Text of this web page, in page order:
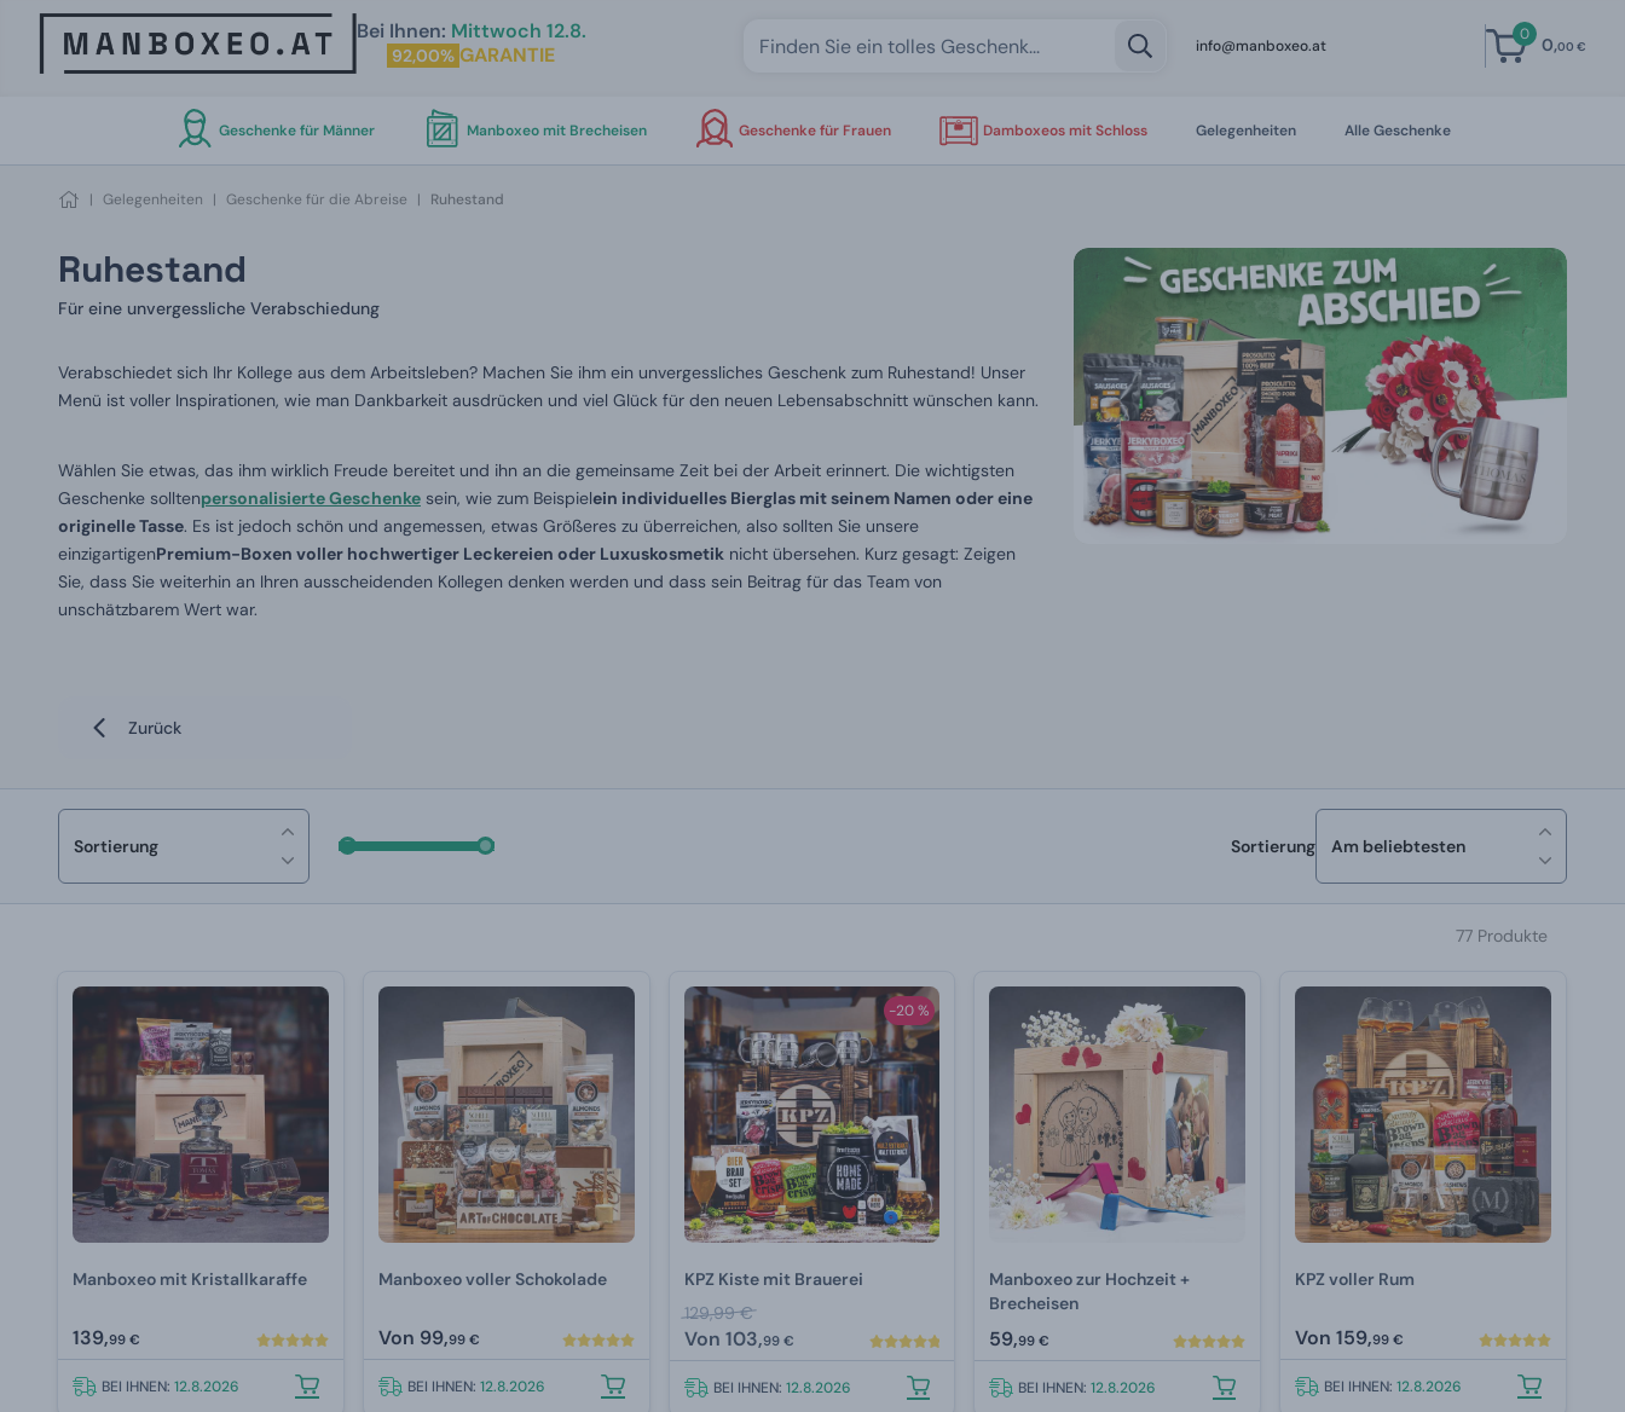
Bei Ihnen: Mittwoch 12.8.
92,00% GARANTIE info@manboxeo.at
0 0,00 €
Geschenke für Männer Manboxeo mit Brecheisen Geschenke für Frauen Damboxeos mit Schloss Gelegenheiten Alle Geschenke
| Gelegenheiten | Geschenke für die Abreise | Ruhestand
Ruhestand
Für eine unvergessliche Verabschiedung
Verabschiedet sich Ihr Kollege aus dem Arbeitsleben? Machen Sie ihm ein unvergessliches Geschenk zum Ruhestand! Unser
Menü ist voller Inspirationen, wie man Dankbarkeit ausdrücken und viel Glück für den neuen Lebensabschnitt wünschen kann.
Wählen Sie etwas, das ihm wirklich Freude bereitet und ihn an die gemeinsame Zeit bei der Arbeit erinnert. Die wichtigsten
Geschenke solltenpersonalisierte Geschenke sein, wie zum Beispielein individuelles Bierglas mit seinem Namen oder eine
originelle Tasse. Es ist jedoch schön und angemessen, etwas Größeres zu überreichen, also sollten Sie unsere
einzigartigenPremium-Boxen voller hochwertiger Leckereien oder Luxuskosmetik nicht übersehen. Kurz gesagt: Zeigen
Sie, dass Sie weiterhin an Ihren ausscheidenden Kollegen denken werden und dass sein Beitrag für das Team von
unschätzbarem Wert war.
Zurück
Sortierung Sortierung Am beliebtesten
77 Produkte
Manboxeo mit Kristallkaraffe
139,99 €
BEI IHNEN: 12.8.2026
Manboxeo voller Schokolade
Von 99,99 €
BEI IHNEN: 12.8.2026
-20 %
KPZ Kiste mit Brauerei
129,99 €
Von 103,99 €
BEI IHNEN: 12.8.2026
Manboxeo zur Hochzeit +
Brecheisen
59,99 €
BEI IHNEN:12.8.2026
KPZ voller Rum
Von159,99 €
BEI IHNEN:12.8.2026